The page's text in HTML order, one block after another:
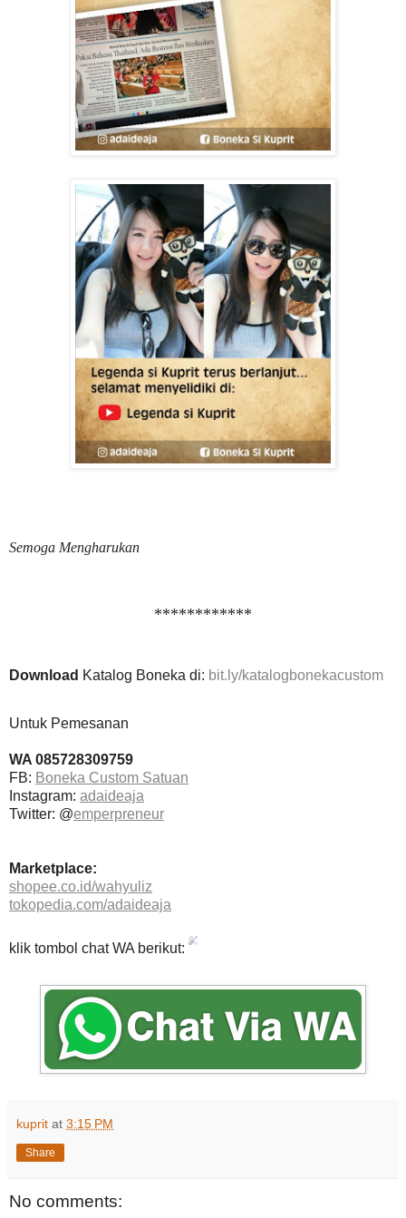
Semoga Mengharukan
************
Download Katalog Boneka di: bit.ly/katalogbonekacustom
Untuk Pemesanan
WA 085728309759
FB: Boneka Custom Satuan
Instagram: adaideaja
Twitter: @emperpreneur
Marketplace:
shopee.co.id/wahyuliz
tokopedia.com/adaideaja
klik tombol chat WA berikut:
kuprit at 3:15 PM
Share
No comments: